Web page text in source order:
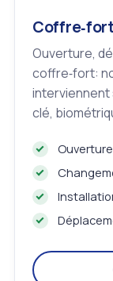
Ouverture,
coffre‑fort:
interviennent
clé,